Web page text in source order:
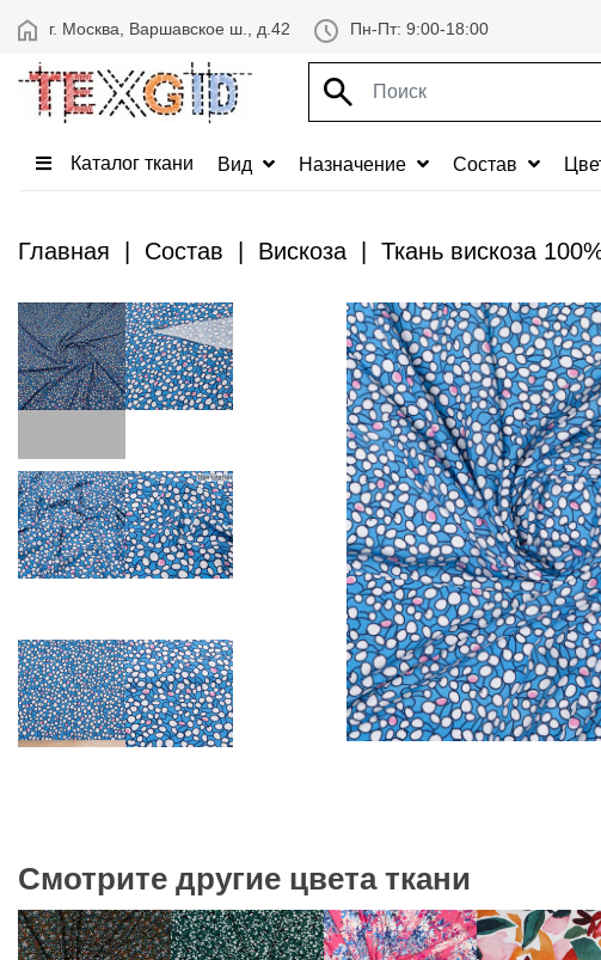
г. Москва, Варшавское ш., д.42 Пн-Пт: 9:00-18:00
Каталог ткани Вид Назначение Состав
Главная Состав Вискоза Ткань вискоза
Смотрите другие цвета ткани